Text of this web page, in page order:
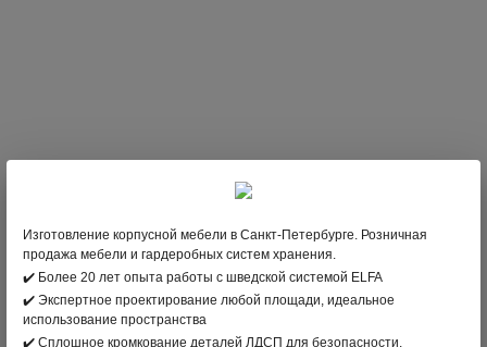
286 ;
Изготовление корпусной мебели в Санкт-Петербурге. Розничная
продажа мебели и гардеробных систем хранения.
✔️ Более 20 лет опыта работы с шведской системой ELFA
✔️ Экспертное проектирование любой площади, идеальное
использование пространства
✔️ Сплошное кромкование деталей ЛДСП для безопасности,